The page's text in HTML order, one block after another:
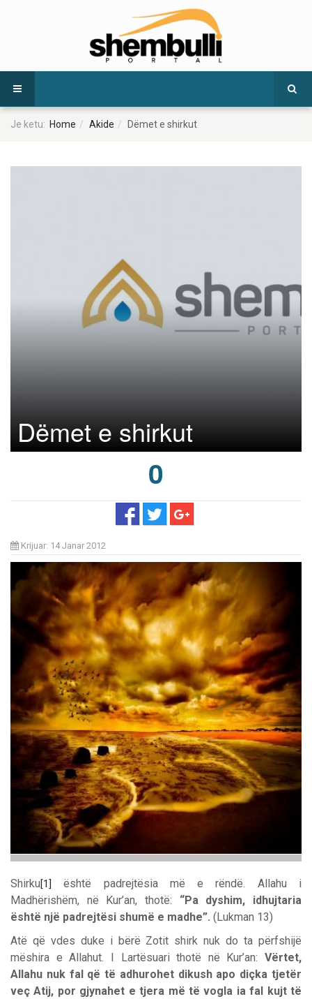
Je ketu: Home Akide Dëmet e shirkut
Dëmet e shirkut
0
Krijuar: 14 Janar 2012
Shirku[1]
është padrejtësia më e rëndë. Allahu i
Madhërishëm, në Kur’an, thotë: “Pa dyshim, idhujtaria
është një padrejtësi shumë e madhe”. (Lukman 13)
Atë që vdes duke i bërë Zotit shirk nuk do ta përfshijë
mëshira e Allahut. I Lartësuari thotë në Kur’an: Vërtet,
Allahu nuk fal që të adhurohet dikush apo diçka tjetër
veç Atij, por gjynahet e tjera më të vogla ia fal kujt të